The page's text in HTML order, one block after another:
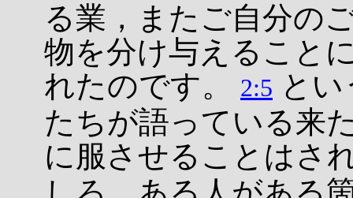
る業，またご自分の
物を分け与えること
れたのです。
2:5 と
たちが語っている来
に服させることはさ